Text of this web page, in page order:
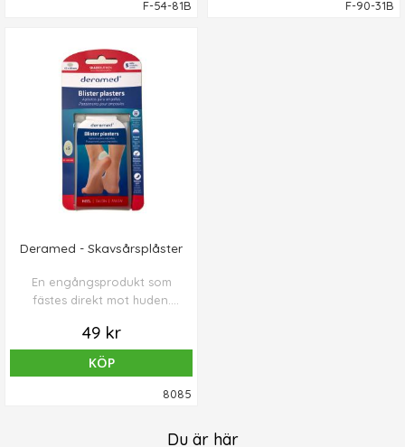
F-54-81B F-90-31B
Deramed - Skavsårsplåster
En engångsprodukt som
fästes direkt mot huden.
skavsår och lindrar
omedelbart smärta,
hudirritation och tryck.
Fungerar som en andra hud.
49 kr
KÖP
8085
Du är här